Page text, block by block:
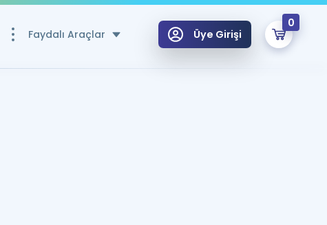
Faydalı Araçlar
Puan Hesaplama Aracı
Üye Girişi
0